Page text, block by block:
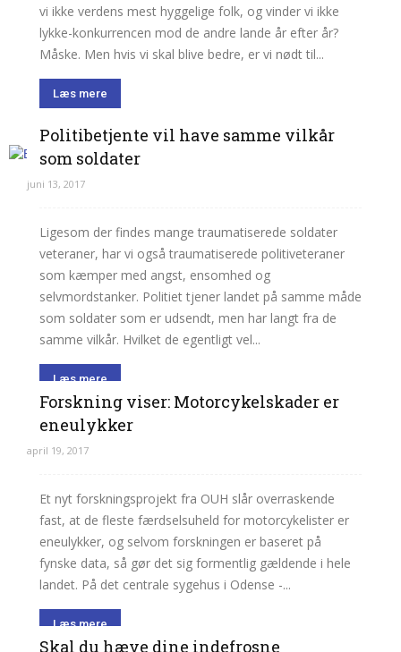
vi ikke verdens mest hyggelige folk, og vinder vi ikke
lykke-konkurrencen mod de andre lande år efter år?
Måske. Men hvis vi skal blive bedre, er vi nødt til...
Læs mere
Politibetjente vil have samme vilkår
som soldater
juni 13, 2017
Ligesom der findes mange traumatiserede soldater
veteraner, har vi også traumatiserede politiveteraner
som kæmper med angst, ensomhed og
selvmordstanker. Politiet tjener landet på samme måde
som soldater som er udsendt, men har langt fra de
samme vilkår. Hvilket de egentligt vel...
Læs mere
Forskning viser: Motorcykelskader er
eneulykker
april 19, 2017
Et nyt forskningsprojekt fra OUH slår overraskende
fast, at de fleste færdselsuheld for motorcykelister er
eneulykker, og selvom forskningen er baseret på
fynske data, så gør det sig formentlig gældende i hele
landet. På det centrale sygehus i Odense -...
Læs mere
Skal du hæve dine indefrosne